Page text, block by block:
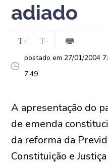
adiado
postado em 27/01/2004
7:49
A apresentação do
de emenda
da reforma da
Constituição e